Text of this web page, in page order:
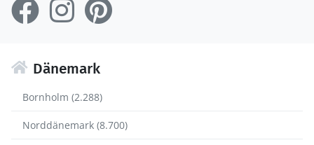
Dänemark
Bornholm (2.288)
Norddänemark (8.700)